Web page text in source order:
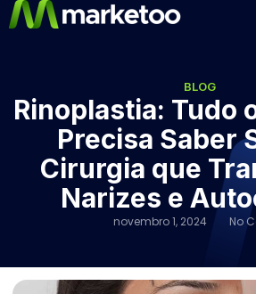
BLOG
Rinoplastia: Tudo
Precisa Saber
Cirurgia que
Narizes e
novembro 1, 2024 No